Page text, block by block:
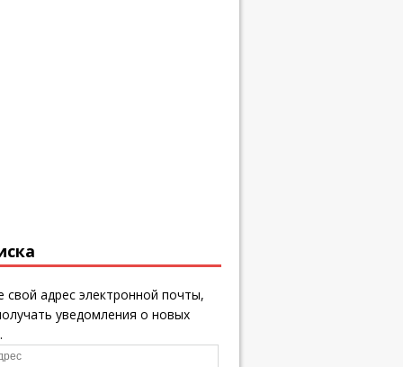
свой адрес электронной почты,
уведомления о новых